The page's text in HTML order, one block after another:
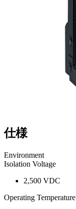
仕様
Environment
Isolation Voltage
2,500 VDC
Operating Temperature